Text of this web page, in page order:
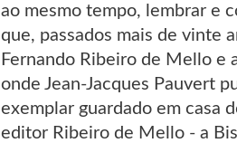
ao mesmo tempo, lembrar e
que, passados mais de vinte
Fernando Ribeiro de Mello e
onde Jean-Jacques Pauvert
exemplar guardado em casa
editor Ribeiro de Mello - a